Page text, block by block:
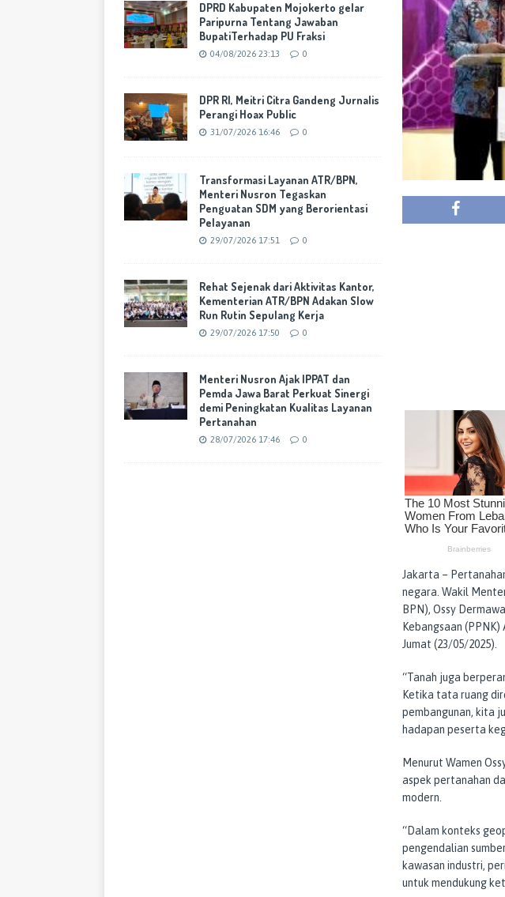
Jakarta –
negara. Wakil
BPN), Ossy
Kebangsaan
Jumat (23/05/2025).
“Tanah juga
Ketika tata ruang
pembangunan, kita
hadapan peserta
Menurut Wamen
aspek pertanahan
modern.
“Dalam konteks
pengendalian
kawasan industri,
untuk mendukung
DPRD Kabupaten Mojokerto gelar
Paripurna Tentang Jawaban
BupatiTerhadap PU Fraksi
04/08/2026 23:13 0
DPR RI, Meitri Citra Gandeng Jurnalis
Perangi Hoax Public
31/07/2026 16:46 0
Transformasi Layanan ATR/BPN,
Menteri Nusron Tegaskan
Penguatan SDM yang Berorientasi
Pelayanan
29/07/2026 17:51 0
Rehat Sejenak dari Aktivitas Kantor,
Kementerian ATR/BPN Adakan Slow
Run Rutin Sepulang Kerja
29/07/2026 17:50 0
Menteri Nusron Ajak IPPAT dan
Pemda Jawa Barat Perkuat Sinergi
demi Peningkatan Kualitas Layanan
Pertanahan
28/07/2026 17:46 0